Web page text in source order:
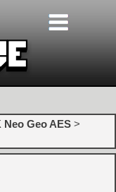
Neo Geo AES >